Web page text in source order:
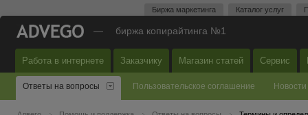
Биржа маркетинга Каталог услуг
— биржа копирайтинга №1
Работа в интернете Заказчику Магазин статей Сервис
Ответы на вопросы Пользовательское соглашение Новости